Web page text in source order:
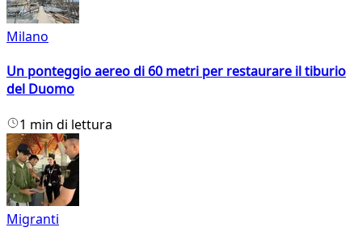
Milano
Un ponteggio aereo di 60 metri per restaurare il tiburio
del Duomo
1 min di lettura
Migranti